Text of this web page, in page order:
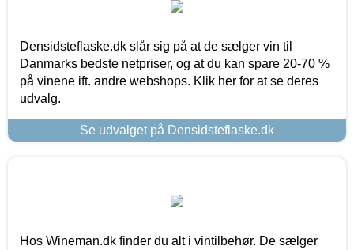
Densidsteflaske.dk slår sig på at de sælger vin til
Danmarks bedste netpriser, og at du kan spare 20-70 %
på vinene ift. andre webshops. Klik her for at se deres
udvalg.
Se udvalget på Densidsteflaske.dk
Hos Wineman.dk finder du alt i vintilbehør. De sælger